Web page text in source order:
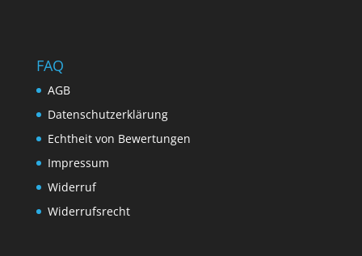
FAQ
AGB
Datenschutzerklärung
Echtheit von Bewertungen
Impressum
Widerruf
Widerrufsrecht